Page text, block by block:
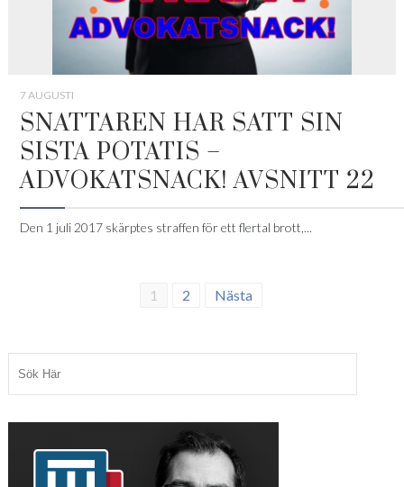
7 AUGUSTI
SNATTAREN HAR SATT SIN
SISTA POTATIS –
ADVOKATSNACK! AVSNITT 22
Den 1 juli 2017 skärptes straffen för ett flertal brott,...
1 2 Nästa